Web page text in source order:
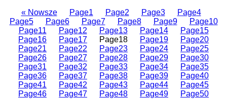
« Nowsze Page1 Page2 Page3 Page4
Page5 Page6 Page7 Page8 Page9 Page10
Page11 Page12 Page13 Page14 Page15
Page16 Page17 Page18 Page19 Page20
Page21 Page22 Page23 Page24 Page25
Page26 Page27 Page28 Page29 Page30
Page31 Page32 Page33 Page34 Page35
Page36 Page37 Page38 Page39 Page40
Page41 Page42 Page43 Page44 Page45
Page46 Page47 Page48 Page49 Page50